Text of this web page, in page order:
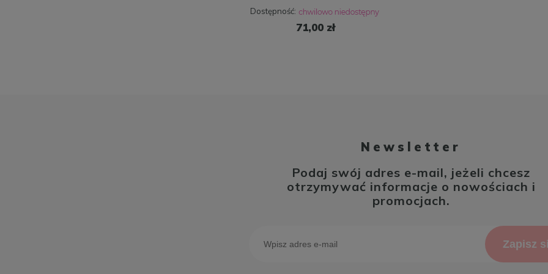
Dostępność:
71,00 zł
Newsletter
Podaj swój adres e-mail, jeżeli chcesz
otrzymywać informacje o nowościach i
promocjach.
Zapisz